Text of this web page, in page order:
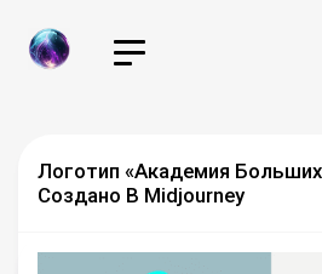
Логотип «Академия
Создано В Midjourney